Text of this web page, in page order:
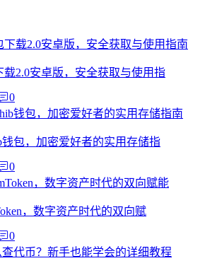
载2.0安卓版，安全获取与使用指
0
钱包，加密爱好者的实用存储指
0
，数字资产时代的双向赋
0